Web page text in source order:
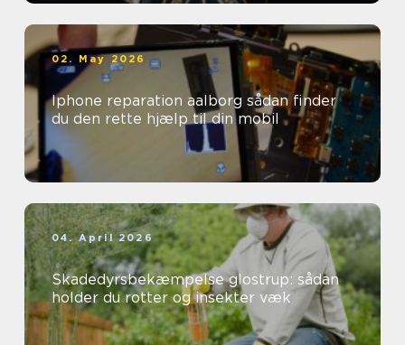
02. May 2026
Iphone reparation aalborg sådan finder
du den rette hjælp til din mobil
04. April 2026
Skadedyrsbekæmpelse glostrup: sådan
holder du rotter og insekter væk